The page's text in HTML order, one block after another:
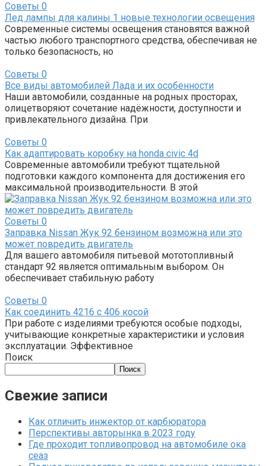
Советы 0
Лед лампы для калины 1 новые технологии освещения
Современные системы освещения становятся важной
частью любого транспортного средства, обеспечивая не
только безопасность, но
Советы 0
Все виды автомобилей Лада и их особенности
Наши автомобили, созданные на родных просторах,
олицетворяют сочетание надёжности, доступности и
привлекательного дизайна. При
Советы 0
Как адаптировать коробку на honda civic 4d
Современные автомобили требуют тщательной
подготовки каждого компонента для достижения его
максимальной производительности. В этой
Советы 0
Заправка Nissan Жук 92 бензином возможна или это
может повредить двигатель
Для вашего автомобиля питьевой мототопливный
стандарт 92 является оптимальным выбором. Он
обеспечивает стабильную работу
Советы 0
Как соединить 4216 с 406 косой
При работе с изделиями требуются особые подходы,
учитывающие конкретные характеристики и условия
эксплуатации. Эффективное
Поиск
Поиск
Свежие записи
Как отличить инжектор от карбюратора
Перспективы авторынка в 2023 году
Где проходит топливопровод на автомобиле ока
сеаз